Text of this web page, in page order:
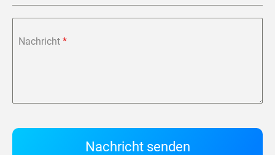
Nachricht *
Nachricht senden